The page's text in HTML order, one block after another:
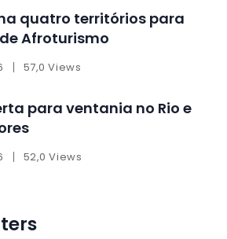
quatro territórios para
Afroturismo
57,0 Views
para ventania no Rio e
52,0 Views